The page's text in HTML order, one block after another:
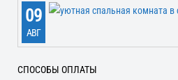
09
АВГ
СПОСОБЫ ОПЛАТЫ